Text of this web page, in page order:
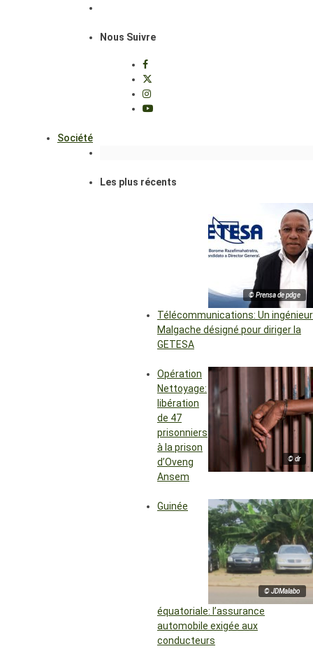
Nous Suivre
Société
Les plus récents
© Prensa de pdge
Télécommunications: Un ingénieur
Malgache désigné pour diriger la
GETESA
© dr
Opération
Nettoyage:
libération
de 47
prisonniers
à la prison
d’Oveng
Ansem
© JDMalabo
Guinée
équatoriale: l’assurance
automobile exigée aux
conducteurs